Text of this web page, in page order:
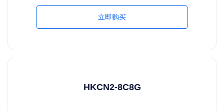
立即购买
HKCN2-8C8G